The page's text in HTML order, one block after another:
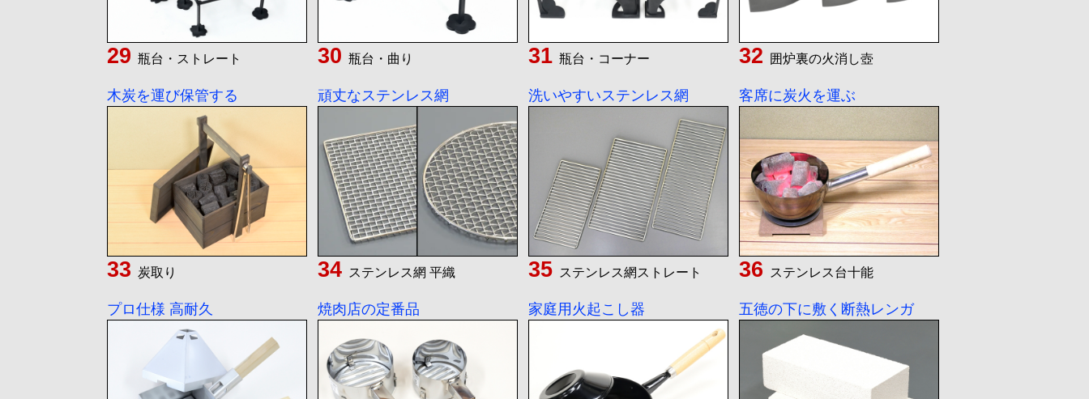
瓶台・ストレート 瓶台・曲り 瓶台・コーナー 囲炉裏の火消し壺
木炭を運び保管する
炭取り
頑丈なステンレス網
ステンレス網 平織
洗いやすいステンレス網
ステンレス網ストレート
客席に炭火を運ぶ
ステンレス台十能
プロ仕様 高耐久 焼肉店の定番品 家庭用火起こし器 五徳の下に敷く断熱レンガ